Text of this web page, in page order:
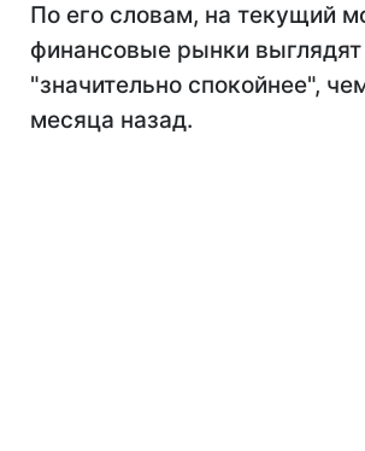
По его словам, на текущий
финансовые рынки выглядят
"значительно спокойнее",
месяца назад.